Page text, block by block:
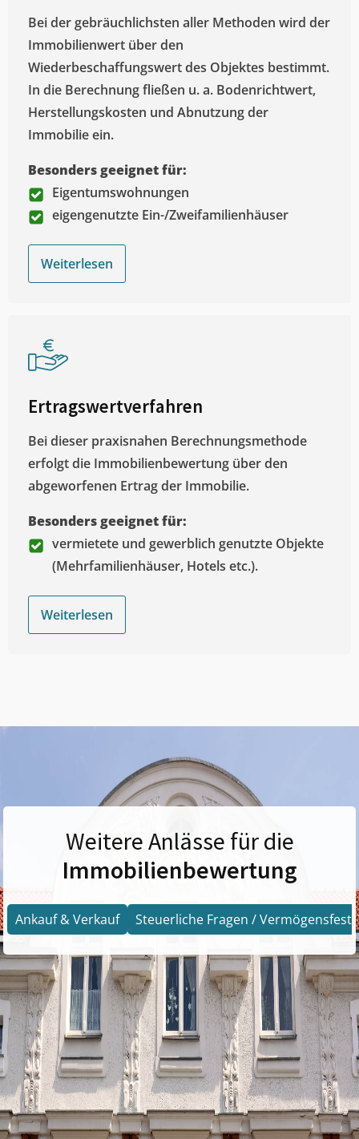
Bei der gebräuchlichsten aller Methoden wird der
Immobilienwert über den
Wiederbeschaffungswert des Objektes bestimmt.
In die Berechnung fließen u. a. Bodenrichtwert,
Herstellungskosten und Abnutzung der
Immobilie ein.
Besonders geeignet für:
Eigentumswohnungen
eigengenutzte Ein-/Zweifamilienhäuser
Weiterlesen
Ertragswertverfahren
Bei dieser praxisnahen Berechnungsmethode
erfolgt die Immobilienbewertung über den
abgeworfenen Ertrag der Immobilie.
Besonders geeignet für:
vermietete und gewerblich genutzte Objekte
(Mehrfamilienhäuser, Hotels etc.).
Weiterlesen
Weitere Anlässe für die
Immobilienbewertung
Ankauf & Verkauf Steuerliche Fragen /